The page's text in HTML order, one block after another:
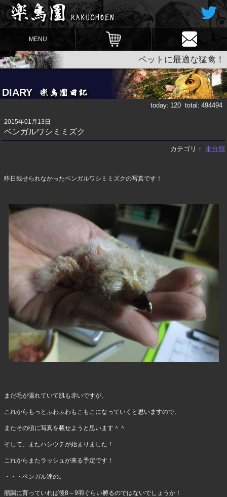
MENU
ペットに最適な猛禽！
DIARY
today: 120 total: 494494
2015年01月13日
ベンガルワシミミズク
カテゴリ： 未分類
昨日載せられなかったベンガルワシミミズクの写真です！
まだ毛が濡れていて肌も赤いですが、
これからもっとふわふわもこもこになっていくと思いますので、
またその頃に写真を載せようと思います＾＾
そして、またハシウチが始まりました！
これからまたラッシュが来る予定です！
・・・ベンガル達の。
順調に育っていれば後8～9羽ぐらい孵るのではないでしょうか！